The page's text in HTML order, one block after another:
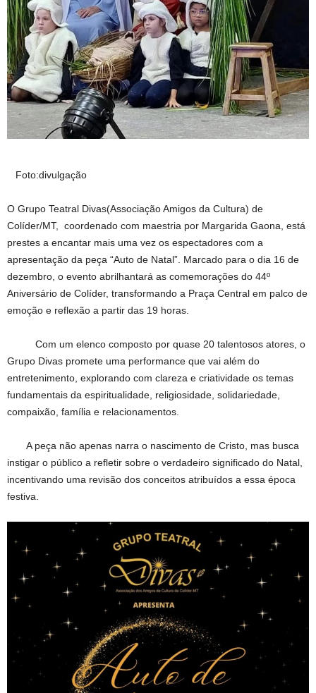
Foto:divulgação
O Grupo Teatral Divas(Associação Amigos da Cultura) de
Colíder/MT, coordenado com maestria por Margarida Gaona, está
prestes a encantar mais uma vez os espectadores com a
apresentação da peça “Auto de Natal”. Marcado para o dia 16 de
dezembro, o evento abrilhantará as comemorações do 44º
Aniversário de Colíder, transformando a Praça Central em palco de
emoção e reflexão a partir das 19 horas.
Com um elenco composto por quase 20 talentosos atores, o
Grupo Divas promete uma performance que vai além do
entretenimento, explorando com clareza e criatividade os temas
fundamentais da espiritualidade, religiosidade, solidariedade,
compaixão, família e relacionamentos.
A peça não apenas narra o nascimento de Cristo, mas busca
instigar o público a refletir sobre o verdadeiro significado do Natal,
incentivando uma revisão dos conceitos atribuídos a essa época
festiva.